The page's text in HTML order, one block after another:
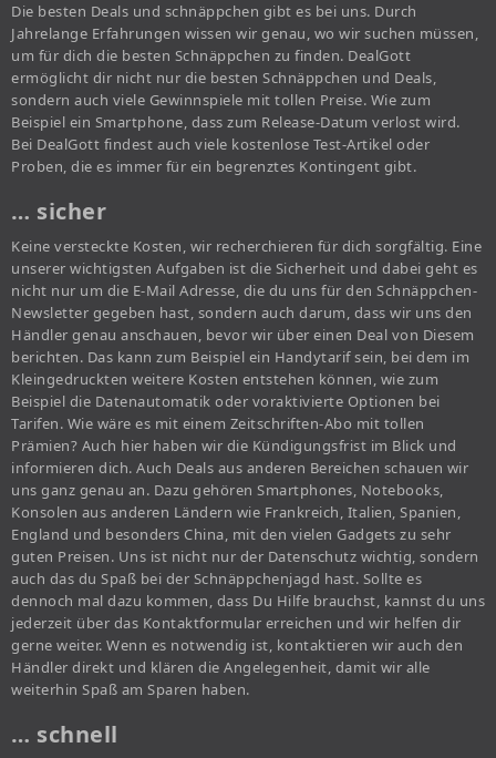
Die besten Deals und schnäppchen gibt es bei uns. Durch
Jahrelange Erfahrungen wissen wir genau, wo wir suchen müssen,
um für dich die besten Schnäppchen zu finden. DealGott
ermöglicht dir nicht nur die besten Schnäppchen und Deals,
sondern auch viele Gewinnspiele mit tollen Preise. Wie zum
Beispiel ein Smartphone, dass zum Release-Datum verlost wird.
Bei DealGott findest auch viele kostenlose Test-Artikel oder
Proben, die es immer für ein begrenztes Kontingent gibt.
… sicher
Keine versteckte Kosten, wir recherchieren für dich sorgfältig. Eine
unserer wichtigsten Aufgaben ist die Sicherheit und dabei geht es
nicht nur um die E-Mail Adresse, die du uns für den Schnäppchen-
Newsletter gegeben hast, sondern auch darum, dass wir uns den
Händler genau anschauen, bevor wir über einen Deal von Diesem
berichten. Das kann zum Beispiel ein Handytarif sein, bei dem im
Kleingedruckten weitere Kosten entstehen können, wie zum
Beispiel die Datenautomatik oder voraktivierte Optionen bei
Tarifen. Wie wäre es mit einem Zeitschriften-Abo mit tollen
Prämien? Auch hier haben wir die Kündigungsfrist im Blick und
informieren dich. Auch Deals aus anderen Bereichen schauen wir
uns ganz genau an. Dazu gehören Smartphones, Notebooks,
Konsolen aus anderen Ländern wie Frankreich, Italien, Spanien,
England und besonders China, mit den vielen Gadgets zu sehr
guten Preisen. Uns ist nicht nur der Datenschutz wichtig, sondern
auch das du Spaß bei der Schnäppchenjagd hast. Sollte es
dennoch mal dazu kommen, dass Du Hilfe brauchst, kannst du uns
jederzeit über das Kontaktformular erreichen und wir helfen dir
gerne weiter. Wenn es notwendig ist, kontaktieren wir auch den
Händler direkt und klären die Angelegenheit, damit wir alle
weiterhin Spaß am Sparen haben.
… schnell